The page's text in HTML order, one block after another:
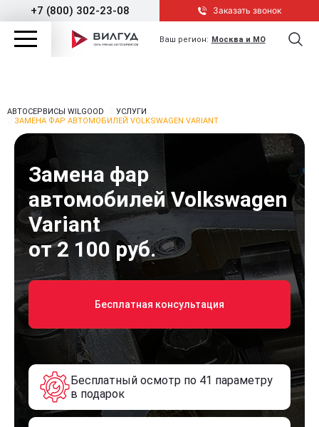
+7 (800) 302-23-08 Заказать звонок
Ваш регион: Москва и МО
АВТОСЕРВИСЫ WILGOOD
УСЛУГИ
ЗАМЕНА ФАР АВТОМОБИЛЕЙ VOLKSWAGEN VARIANT
Замена фар
автомобилей Volkswagen
Variant
от 2 100 руб.
Бесплатная консультация
Бесплатный осмотр по 41 параметру
в подарок